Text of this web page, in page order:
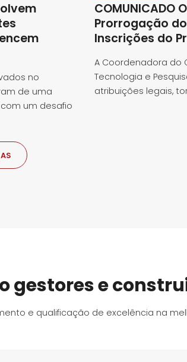
no
de uma
um desafio
COMUNICADO
Prorrogação
Inscrições do
A Coordenadora do
Tecnologia e
atribuições legais,
gestores e
e qualificação de excelência na